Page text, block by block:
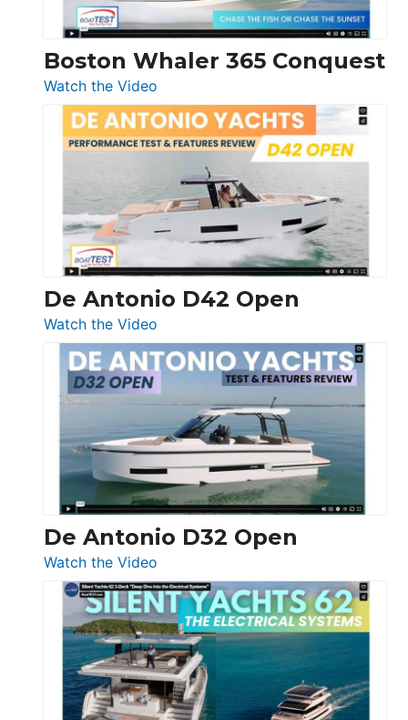
Boston Whaler 365 Conquest
Watch the Video
Boston
Whaler
365
Conquest
De Antonio D42 Open
Watch the Video
De
Antonio
D42
Open
De Antonio D32 Open
Watch the Video
De
Antonio
D32
Open